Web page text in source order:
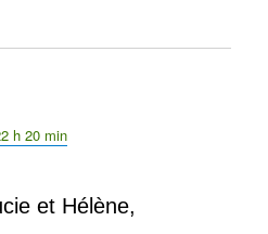
h 20 min
et Hélène,